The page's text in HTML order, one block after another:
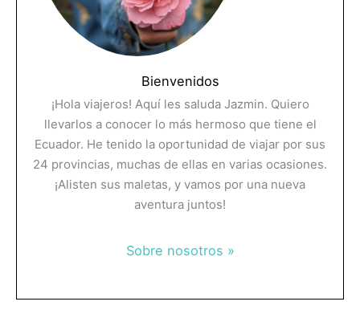
Bienvenidos
¡Hola viajeros! Aquí les saluda Jazmin. Quiero
llevarlos a conocer lo más hermoso que tiene el
Ecuador. He tenido la oportunidad de viajar por sus
24 provincias, muchas de ellas en varias ocasiones.
¡Alisten sus maletas, y vamos por una nueva
aventura juntos!
Sobre nosotros »